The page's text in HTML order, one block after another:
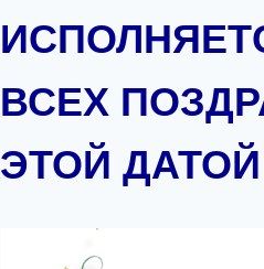
ВСЕХ
ЭТОЙ